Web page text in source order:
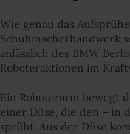
Wie genau das
Schuhmacherhandwerk
anlässlich des BMW
Roboteraktionen im
Ein Roboterarm bewegt
einer Düse, die den – in
sprüht. Aus der Düse